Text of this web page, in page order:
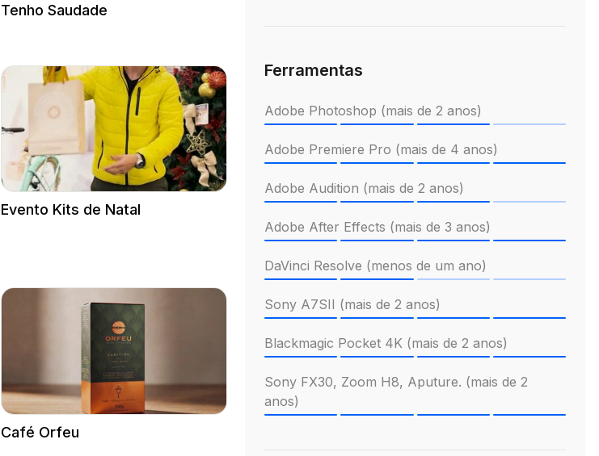
Tenho Saudade
Evento Kits de Natal
Café Orfeu
Ferramentas
Adobe Photoshop (mais de 2 anos)
Adobe Premiere Pro (mais de 4 anos)
Adobe Audition (mais de 2 anos)
Adobe After Effects (mais de 3 anos)
DaVinci Resolve (menos de um ano)
Sony A7SII (mais de 2 anos)
Blackmagic Pocket 4K (mais de 2 anos)
Sony FX30, Zoom H8, Aputure. (mais de 2
anos)